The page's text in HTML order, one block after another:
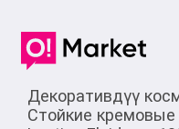
Декоративдүү
Стойкие кремовые